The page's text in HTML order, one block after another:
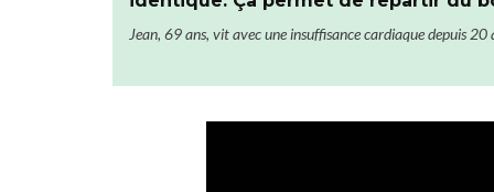
Jean, 69 ans, vit avec une insuffisance cardiaque depuis 20